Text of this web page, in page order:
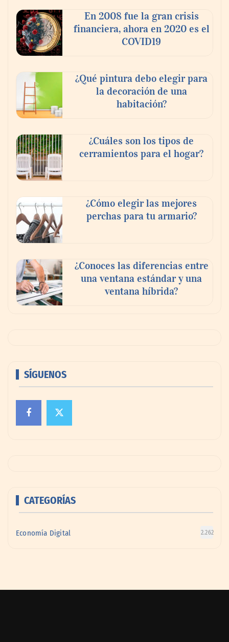
Nansha, Guangzhou, crea un nuevo
ecosistema de comercio transfronterizo
para conectar al mundo con nuevas
oportunidades
En 2008 fue la gran crisis
financiera, ahora en 2020 es el
COVID19
¿Qué pintura debo elegir para
la decoración de una
habitación?
¿Cuáles son los tipos de
cerramientos para el hogar?
¿Cómo elegir las mejores
perchas para tu armario?
¿Conoces las diferencias entre
una ventana estándar y una
ventana híbrida?
SÍGUENOS
CATEGORÍAS
Economía Digital 2.262